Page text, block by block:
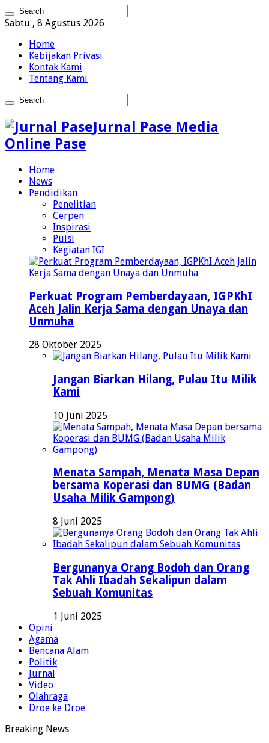
Sabtu , 8 Agustus 2026
Home
Kebijakan Privasi
Kontak Kami
Tentang Kami
Jurnal Pase Media
Online Pase
Home
News
Pendidikan
Penelitian
Cerpen
Inspirasi
Puisi
Kegiatan IGI
Perkuat Program Pemberdayaan, IGPKhI
Aceh Jalin Kerja Sama dengan Unaya dan
Unmuha
28 Oktober 2025
Jangan Biarkan Hilang, Pulau Itu Milik
Kami
10 Juni 2025
Menata Sampah, Menata Masa Depan
bersama Koperasi dan BUMG (Badan
Usaha Milik Gampong)
8 Juni 2025
Bergunanya Orang Bodoh dan Orang
Tak Ahli Ibadah Sekalipun dalam
Sebuah Komunitas
1 Juni 2025
Opini
Agama
Bencana Alam
Politik
Jurnal
Video
Olahraga
Droe ke Droe
Breaking News